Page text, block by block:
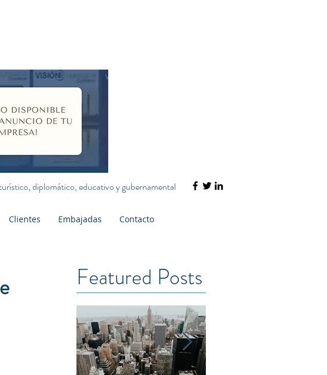
diplomático, educativo y gubernamental
Clientes Embajadas Contacto
Featured Posts